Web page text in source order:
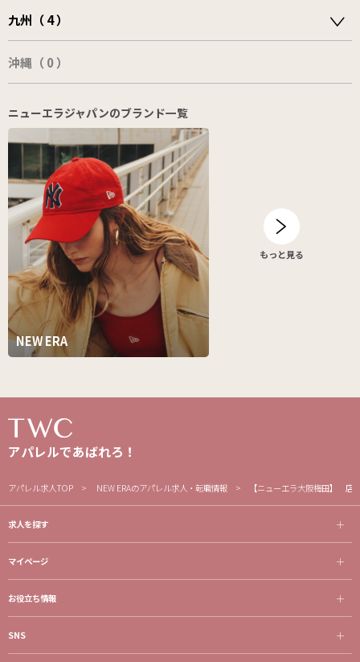
九州（ 4 ）
沖縄（ 0 ）
ニューエラジャパンのブランド一覧
NEW ERA
もっと見る
アパレルであばれろ！
アパレル求人TOP NEW ERAのアパレル求人・転職情報 【ニューエラ大阪梅田】 店
求人を探す
マイページ
お役立ち情報
SNS